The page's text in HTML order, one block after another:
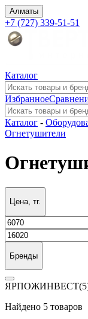
Алматы
+7 (727) 339-51-51
Каталог
Избранное
Каталог -
Огнетушители
Цена, тг.
Бренды
ЯРПОЖИНВЕСТ
Найдено 5 товаров